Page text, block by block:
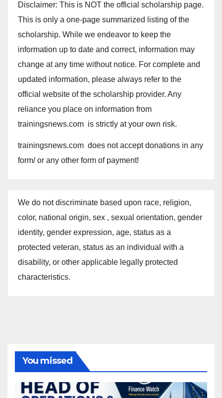
Disclaimer: This is NOT the official scholarship page.
This is only a one-page summarized listing of the
scholarship. While we endeavor to keep the
information up to date and correct, information may
change at any time without notice. For complete and
updated information, please always refer to the
official website of the scholarship provider. Any
reliance you place on information from
trainingsnews.com is strictly at your own risk.
trainingsnews.com does not accept donations in any
form/ or any other form of payment!
We do not discriminate based upon race, religion,
color, national origin, sex , sexual orientation, gender
identity, gender expression, age, status as a
protected veteran, status as an individual with a
disability, or other applicable legally protected
characteristics.
You missed